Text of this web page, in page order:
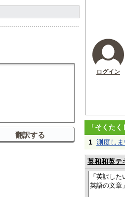
ログイン
「そくた
1 測度し
英和和英テ